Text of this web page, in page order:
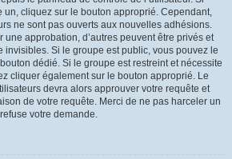
un, cliquez sur le bouton approprié. Cependant,
ne sont pas ouverts aux nouvelles adhésions.
approbation, d’autres peuvent être privés et
invisibles. Si le groupe est public, vous pouvez le
dédié. Si le groupe est restreint et nécessite
cliquer également sur le bouton approprié. Le
devra alors approuver votre requête et
de votre requête. Merci de ne pas harceler un
votre demande.